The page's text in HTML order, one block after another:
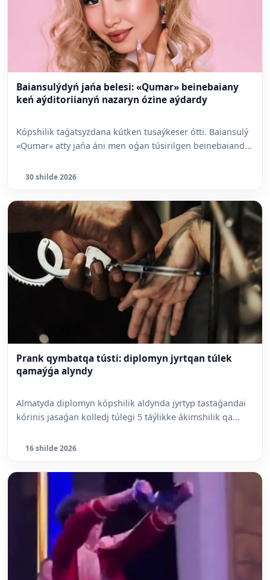
Baiansulýdyń jańa belesi: «Qumar» beinebaiany
keń aýditoriianyń nazaryn ózine aýdardy
Kópshilik taǵatsyzdana kútken tusaýkeser ótti. Baiansulý
«Qumar» atty jańa áni men oǵan túsirilgen beinebaiand...
30 shilde 2026
Prank qymbatqa tústi: diplomyn jyrtqan túlek
qamaýǵa alyndy
Almatyda diplomyn kópshilik aldynda jyrtyp tastaǵandai
kórinis jasaǵan kolledj túlegi 5 táýlikke ákimshilik qa...
16 shilde 2026